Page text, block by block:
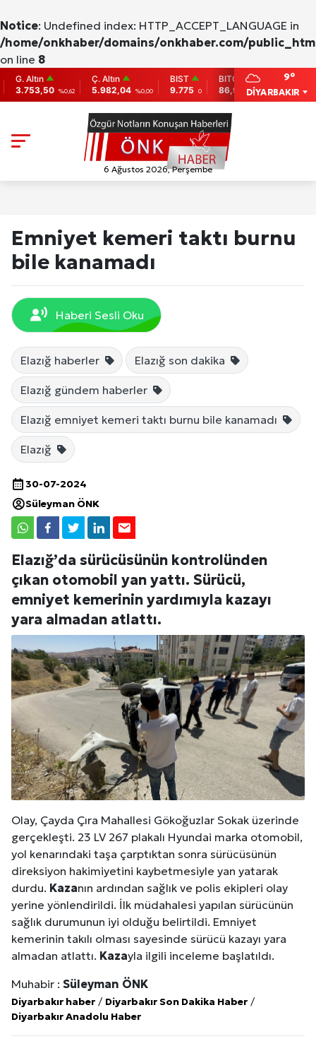
Notice: Undefined index: HTTP_ACCEPT_LANGUAGE in
/home/onkhaber/domains/onkhaber.com/
on line 8
%0,62
Ç. Altın
5.982,04 %0,00
BIST
9.775
0
BITCOIN
86,956.742
-0.31
2,007.26
DİYARBAKIR
9°
6 Ağustos 2026, Perşembe
Emniyet kemeri taktı burnu
bile kanamadı
Haberi Sesli Oku
Elazığ haberler Elazığ son dakika
Elazığ gündem haberler
Elazığ emniyet kemeri taktı burnu bile kanamadı
Elazığ
30-07-2024
Süleyman ÖNK
Elazığ’da sürücüsünün kontrolünden
çıkan otomobil yan yattı. Sürücü,
emniyet kemerinin yardımıyla kazayı
yara almadan atlattı.
Olay, Çayda Çıra Mahallesi Gökoğuzlar Sokak üzerinde
gerçekleşti. 23 LV 267 plakalı Hyundai marka otomobil,
yol kenarındaki taşa çarptıktan sonra sürücüsünün
direksiyon hakimiyetini kaybetmesiyle yan yatarak
durdu. Kazanın ardından sağlık ve polis ekipleri olay
yerine yönlendirildi. İlk müdahalesi yapılan sürücünün
sağlık durumunun iyi olduğu belirtildi. Emniyet
kemerinin takılı olması sayesinde sürücü kazayı yara
almadan atlattı. Kazayla ilgili inceleme başlatıldı.
Muhabir : Süleyman ÖNK
Diyarbakır haber / Diyarbakır Son Dakika Haber /
Diyarbakır Anadolu Haber